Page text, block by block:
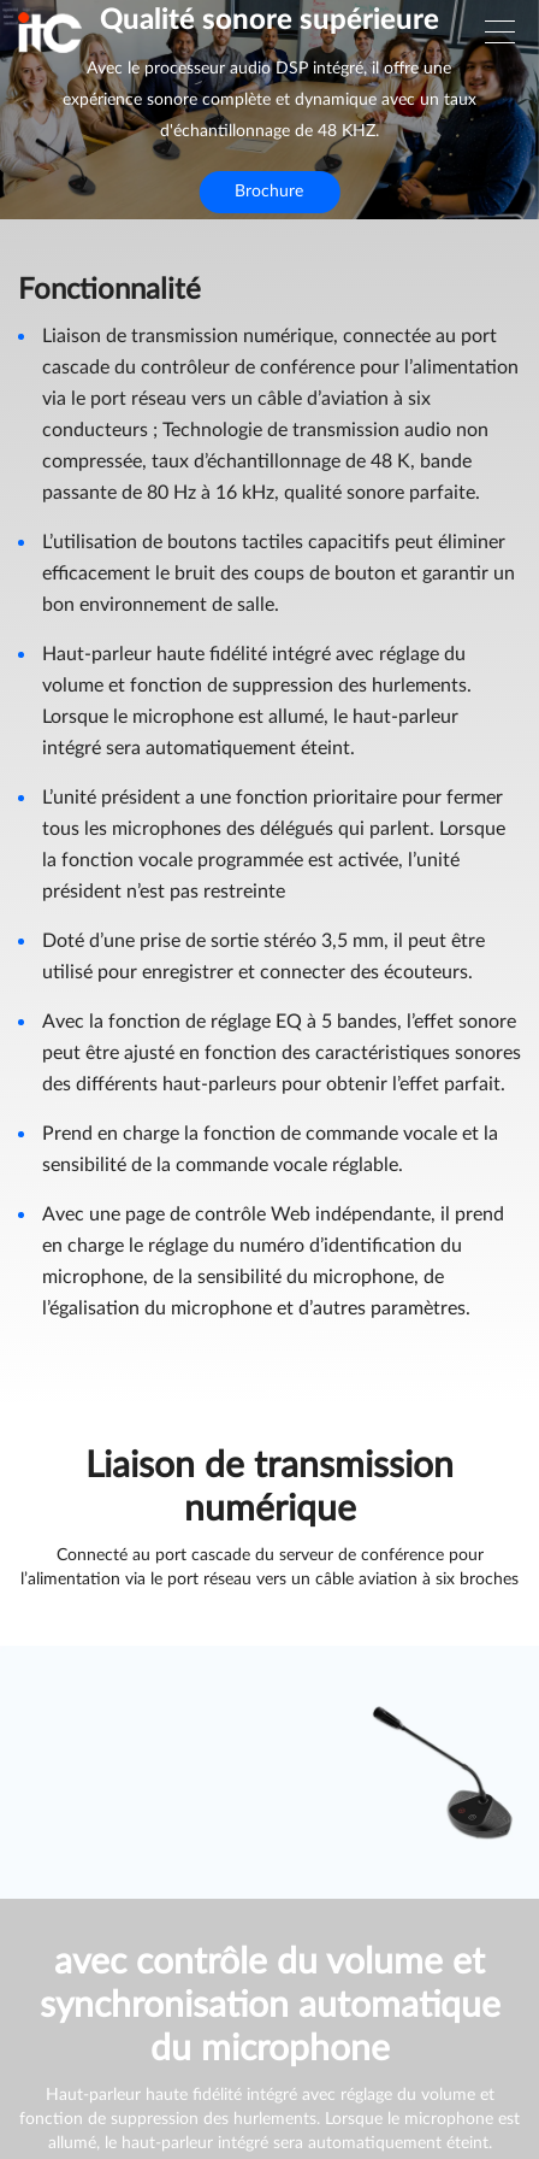
Qualité sonore supérieure
Avec le processeur audio DSP intégré, il offre une
expérience sonore complète et dynamique avec un taux
d'échantillonnage de 48 KHZ.
Brochure
Fonctionnalité
Liaison de transmission numérique, connectée au port
cascade du contrôleur de conférence pour l’alimentation
via le port réseau vers un câble d’aviation à six
conducteurs ; Technologie de transmission audio non
compressée, taux d’échantillonnage de 48 K, bande
passante de 80 Hz à 16 kHz, qualité sonore parfaite.
L’utilisation de boutons tactiles capacitifs peut éliminer
efficacement le bruit des coups de bouton et garantir un
bon environnement de salle.
Haut-parleur haute fidélité intégré avec réglage du
volume et fonction de suppression des hurlements.
Lorsque le microphone est allumé, le haut-parleur
intégré sera automatiquement éteint.
L’unité président a une fonction prioritaire pour fermer
tous les microphones des délégués qui parlent. Lorsque
la fonction vocale programmée est activée, l’unité
président n’est pas restreinte
Doté d’une prise de sortie stéréo 3,5 mm, il peut être
utilisé pour enregistrer et connecter des écouteurs.
Avec la fonction de réglage EQ à 5 bandes, l’effet sonore
peut être ajusté en fonction des caractéristiques sonores
des différents haut-parleurs pour obtenir l’effet parfait.
Prend en charge la fonction de commande vocale et la
sensibilité de la commande vocale réglable.
Avec une page de contrôle Web indépendante, il prend
en charge le réglage du numéro d’identification du
microphone, de la sensibilité du microphone, de
l’égalisation du microphone et d’autres paramètres.
Liaison de transmission
numérique
Connecté au port cascade du serveur de conférence pour
l’alimentation via le port réseau vers un câble aviation à six broches
avec contrôle du volume et
synchronisation automatique
du microphone
Haut-parleur haute fidélité intégré avec réglage du volume et
fonction de suppression des hurlements. Lorsque le microphone est
allumé, le haut-parleur intégré sera automatiquement éteint.